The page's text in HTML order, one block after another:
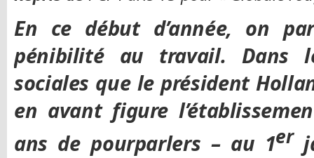
En ce début d’année, on
pénibilité au travail. Dans
sociales que le président
en avant figure
ans de pourparlers – au 1er